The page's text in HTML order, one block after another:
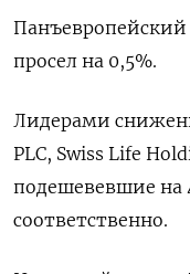
Панъевропейский
‌просел на 0,5%.
Лидерами
PLC, Swiss Life
подешевевшие на
соответственно.